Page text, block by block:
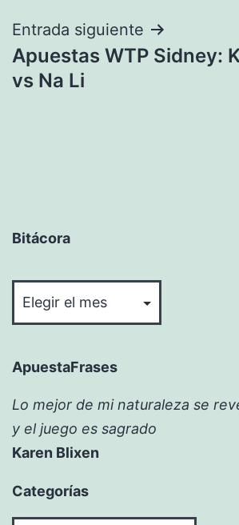
Entrada siguiente
Apuestas WTP Sidney:
vs Na Li
Bitácora
ApuestaFrases
Lo mejor de mi naturaleza se
y el juego es sagrado
Karen Blixen
Categorías